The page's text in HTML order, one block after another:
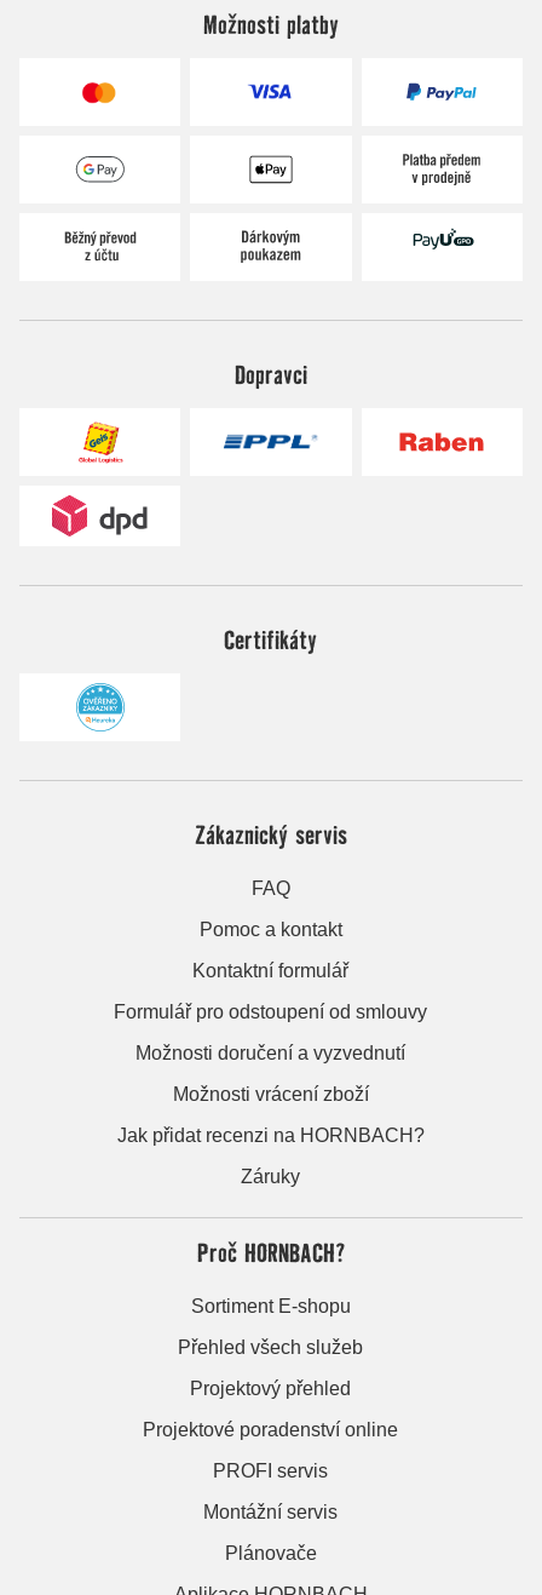
Možnosti platby
Dopravci
Certifikáty
Zákaznický servis
FAQ
Pomoc a kontakt
Kontaktní formulář
Formulář pro odstoupení od smlouvy
Možnosti doručení a vyzvednutí
Možnosti vrácení zboží
Jak přidat recenzi na HORNBACH?
Záruky
Proč HORNBACH?
Sortiment E-shopu
Přehled všech služeb
Projektový přehled
Projektové poradenství online
PROFI servis
Montážní servis
Plánovače